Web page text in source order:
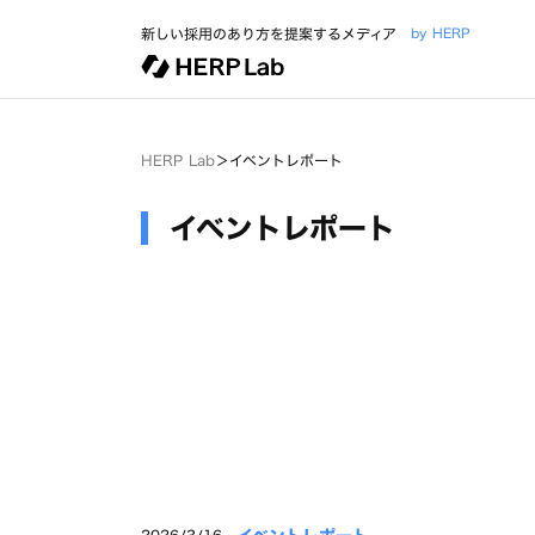
新しい採用のあり方を提案するメディア by HERP
HERP Lab＞イベントレポート
イベントレポート